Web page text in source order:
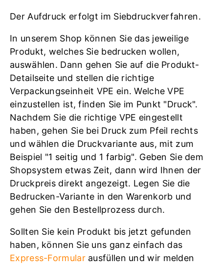
Der Aufdruck erfolgt im Siebdruckverfahren.
In unserem Shop können Sie das jeweilige
Produkt, welches Sie bedrucken wollen,
auswählen. Dann gehen Sie auf die Produkt-
Detailseite und stellen die richtige
Verpackungseinheit VPE ein. Welche VPE
einzustellen ist, finden Sie im Punkt "Druck".
Nachdem Sie die richtige VPE eingestellt
haben, gehen Sie bei Druck zum Pfeil rechts
und wählen die Druckvariante aus, mit zum
Beispiel "1 seitig und 1 farbig". Geben Sie dem
Shopsystem etwas Zeit, dann wird Ihnen der
Druckpreis direkt angezeigt. Legen Sie die
Bedrucken-Variante in den Warenkorb und
gehen Sie den Bestellprozess durch.
Sollten Sie kein Produkt bis jetzt gefunden
haben, können Sie uns ganz einfach das
Express-Formular ausfüllen und wir melden